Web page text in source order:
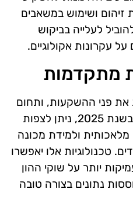
ושימוש במשאבים
לעלייה בביקוש
עקרונות אקולוגיים.
מתקדמות
את פני ההשקעות, ותחום
המדדים אינו יוצא מן הכלל. בשנת 2025, ניתן לצפות
מלאכותית ולמידת מכונה
טכנולוגיות אלו יאפשרו
יותר על שוקי ההון
נתונים בצורה טובה